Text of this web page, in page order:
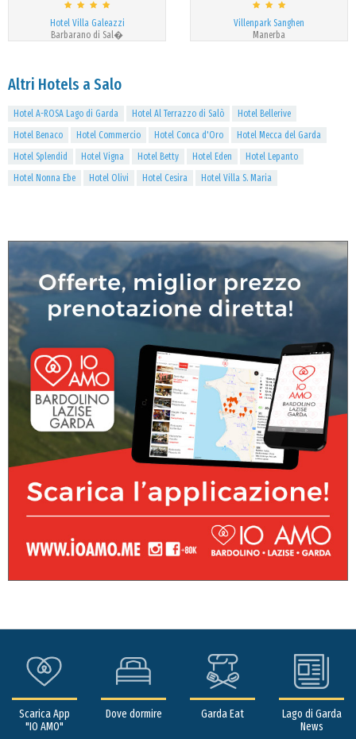
Hotel Villa Galeazzi
Barbarano di Sal�
Villenpark Sanghen
Manerba
Altri Hotels a Salo
Hotel A-ROSA Lago di Garda Hotel Al Terrazzo di Salò
Hotel Bellerive
Hotel Benaco
Hotel Commercio Hotel Conca d'Oro
Hotel Mecca del Garda
Hotel Splendid
Hotel Vigna Hotel Betty Hotel Eden
Hotel Lepanto
Hotel Nonna Ebe
Hotel Olivi Hotel Cesira Hotel Villa S. Maria
Scarica App
"IO AMO"
Dove dormire Garda Eat
Lago di Garda
News